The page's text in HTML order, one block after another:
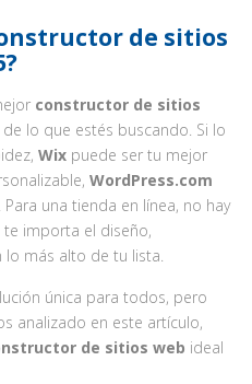
de sitios
constructor de sitios
lo que estés buscando. Si lo
Wix puede ser tu mejor
WordPress.com
una tienda en línea, no hay
te importa el diseño,
lo más alto de tu lista.
única para todos, pero
analizado en este artículo,
de sitios web ideal